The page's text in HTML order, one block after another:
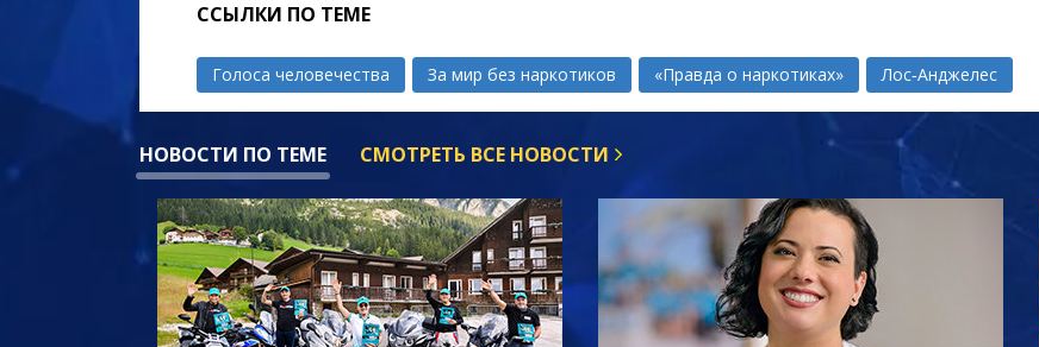
ССЫЛКИ ПО ТЕМЕ
Голоса человечества За мир без наркотиков «Правда о наркотиках» Лос‑Анджелес
НОВОСТИ ПО ТЕМЕ СМОТРЕТЬ ВСЕ НОВОСТИ